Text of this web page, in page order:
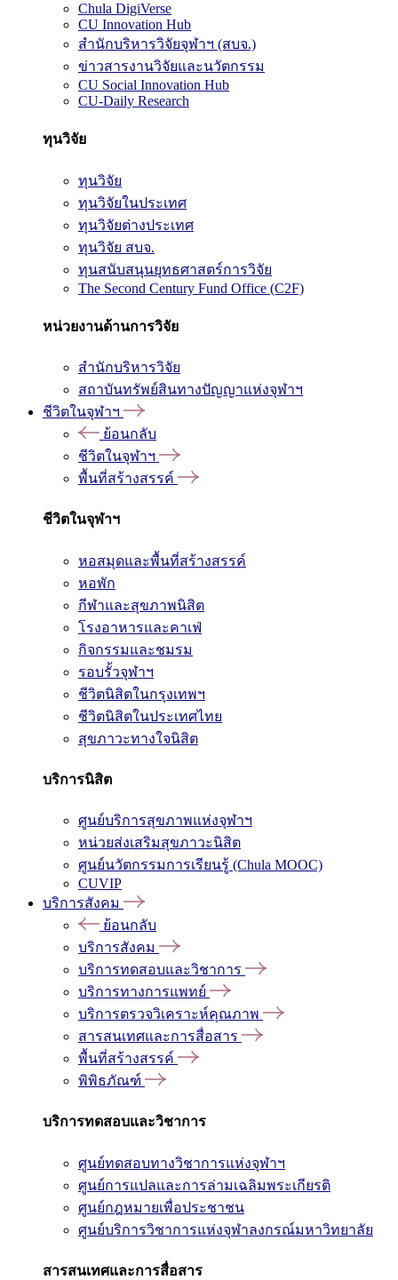
Chula DigiVerse
CU Innovation Hub
สำนักบริหารวิจัยจุฬาฯ (สบจ.)
ข่าวสารงานวิจัยและนวัตกรรม
CU Social Innovation Hub
CU-Daily Research
ทุนวิจัย
ทุนวิจัย
ทุนวิจัยในประเทศ
ทุนวิจัยต่างประเทศ
ทุนวิจัย สบจ.
ทุนสนับสนุนยุทธศาสตร์การวิจัย
The Second Century Fund Office (C2F)
หน่วยงานด้านการวิจัย
สำนักบริหารวิจัย
สถาบันทรัพย์สินทางปัญญาแห่งจุฬาฯ
ชีวิตในจุฬาฯ
ย้อนกลับ
ชีวิตในจุฬาฯ
พื้นที่สร้างสรรค์
ชีวิตในจุฬาฯ
หอสมุดและพื้นที่สร้างสรรค์
หอพัก
กีฬาและสุขภาพนิสิต
โรงอาหารและคาเฟ่
กิจกรรมและชมรม
รอบรั้วจุฬาฯ
ชีวิตนิสิตในกรุงเทพฯ
ชีวิตนิสิตในประเทศไทย
สุขภาวะทางใจนิสิต
บริการนิสิต
ศูนย์บริการสุขภาพแห่งจุฬาฯ
หน่วยส่งเสริมสุขภาวะนิสิต
ศูนย์นวัตกรรมการเรียนรู้ (Chula MOOC)
CUVIP
บริการสังคม
ย้อนกลับ
บริการสังคม
บริการทดสอบและวิชาการ
บริการทางการแพทย์
บริการตรวจวิเคราะห์คุณภาพ
สารสนเทศและการสื่อสาร
พื้นที่สร้างสรรค์
พิพิธภัณฑ์
บริการทดสอบและวิชาการ
ศูนย์ทดสอบทางวิชาการแห่งจุฬาฯ
ศูนย์การแปลและการล่ามเฉลิมพระเกียรติ
ศูนย์กฎหมายเพื่อประชาชน
ศูนย์บริการวิชาการแห่งจุฬาลงกรณ์มหาวิทยาลัย
สารสนเทศและการสื่อสาร